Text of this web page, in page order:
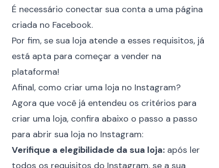
É necessário conectar sua conta a uma página
criada no Facebook.
Por fim, se sua loja atende a esses requisitos, já
está apta para começar a vender na
plataforma!
Afinal, como criar uma loja no Instagram?
Agora que você já entendeu os critérios para
criar uma loja, confira abaixo o passo a passo
para abrir sua loja no Instagram:
Verifique a elegibilidade da sua loja: após ler
todos os requisitos do Instagram, se a sua